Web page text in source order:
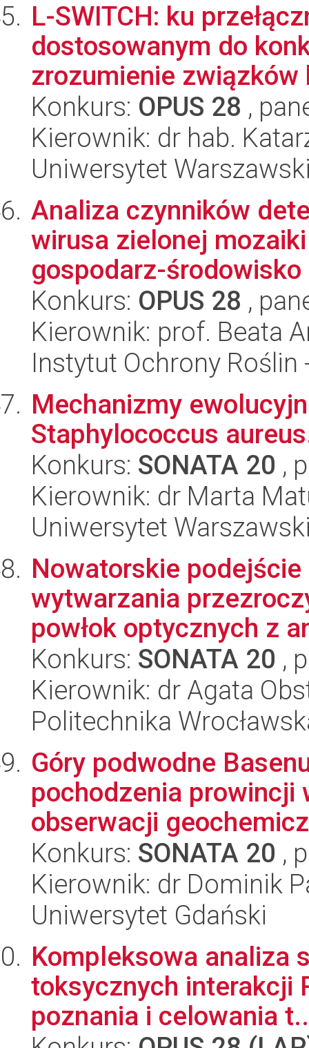
L-SWITCH: ku
dostosowanym do
zrozumienie
Konkurs: OPUS 28 ,
Kierownik: dr hab.
Uniwersytet
Analiza czynników
wirusa zielonej
gospodarz-środowisko
Konkurs: OPUS 28 ,
Kierownik: prof. Beata
Instytut Ochrony
Mechanizmy
Staphylococcus
Konkurs: SONATA 20 ,
Kierownik: dr Marta
Uniwersytet
Nowatorskie
wytwarzania
powłok optycznych z
Konkurs: SONATA 20 ,
Kierownik: dr Agata
Politechnika
Góry podwodne
pochodzenia prowincji
obserwacji
Konkurs: SONATA 20 ,
Kierownik: dr Dominik
Uniwersytet Gdański
Kompleksowa analiza
toksycznych interakcji
poznania i celowania